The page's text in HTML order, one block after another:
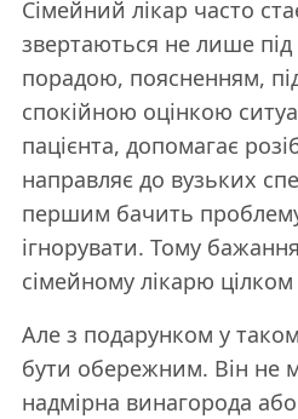
Сімейний лікар часто
звертаються не лише
порадою, поясненням,
спокійною оцінкою
пацієнта, допомагає
направляє до вузьких
першим бачить
ігнорувати. Тому
сімейному лікарю
Але з подарунком у
бути обережним. Він не
надмірна винагорода